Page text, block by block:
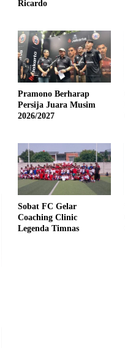
Ricardo
Pramono Berharap
Persija Juara Musim
2026/2027
Sobat FC Gelar
Coaching Clinic
Legenda Timnas